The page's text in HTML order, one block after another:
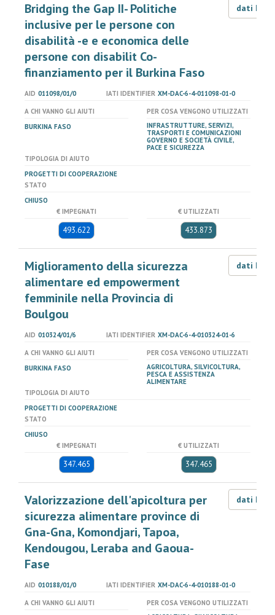
Bridging the Gap II- Politiche
inclusive per le persone con
disabilità -e e economica delle
persone con disabilit Co-
finanziamento per il Burkina Faso
dati LOD
AID 011098/01/0 IATI IDENTIFIER XM-DAC-6-4-011098-01-0
A CHI VANNO GLI AIUTI
BURKINA FASO
PER COSA VENGONO UTILIZZATI
INFRASTRUTTURE, SERVIZI,
TRASPORTI E COMUNICAZIONI
GOVERNO E SOCIETÀ CIVILE,
PACE E SICUREZZA
TIPOLOGIA DI AIUTO
PROGETTI DI COOPERAZIONE
STATO
CHIUSO
€ IMPEGNATI
493.622
€ UTILIZZATI
433.873
Miglioramento della sicurezza
alimentare ed empowerment
femminile nella Provincia di
Boulgou
dati LOD
AID 010324/01/6 IATI IDENTIFIER XM-DAC-6-4-010324-01-6
A CHI VANNO GLI AIUTI
BURKINA FASO
PER COSA VENGONO UTILIZZATI
AGRICOLTURA, SILVICOLTURA,
PESCA E ASSISTENZA
ALIMENTARE
TIPOLOGIA DI AIUTO
PROGETTI DI COOPERAZIONE
STATO
CHIUSO
€ IMPEGNATI
347.465
€ UTILIZZATI
347.465
Valorizzazione dell'apicoltura per
sicurezza alimentare province di
Gna-Gna, Komondjari, Tapoa,
Kendougou, Leraba and Gaoua-
Fase
dati LOD
AID 010188/01/0 IATI IDENTIFIER XM-DAC-6-4-010188-01-0
A CHI VANNO GLI AIUTI
PER COSA VENGONO UTILIZZATI